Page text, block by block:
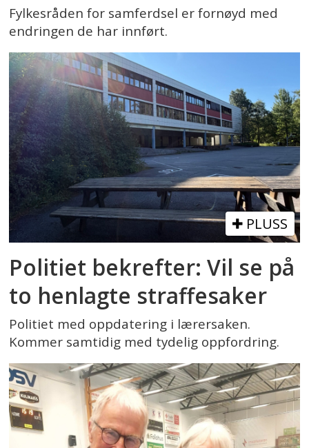
Fylkesråden for samferdsel er fornøyd med
endringen de har innført.
PLUSS
Politiet bekrefter: Vil se på
to henlagte straffesaker
Politiet med oppdatering i lærersaken.
Kommer samtidig med tydelig oppfordring.